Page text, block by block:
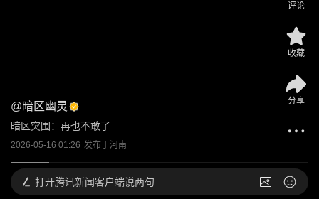
@暗区幽灵
暗区突围：再也不敢了
2026-05-16 01:26 发布于河南
评论
收藏
分享
打开腾讯新闻客户端说两句